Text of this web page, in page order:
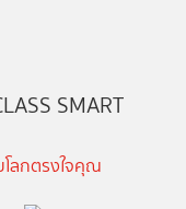
SMART
ลกตรงใจคุณ